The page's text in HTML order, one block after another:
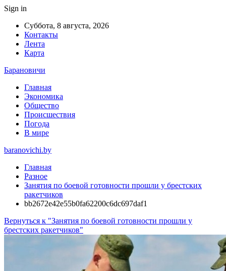
Sign in
Суббота, 8 августа, 2026
Контакты
Лента
Карта
Барановичи
Главная
Экономика
Общество
Происшествия
Погода
В мире
baranovichi.by
Главная
Разное
Занятия по боевой готовности прошли у брестских
ракетчиков
bb2672e42e55b0fa62200c6dc697daf1
Вернуться к "Занятия по боевой готовности прошли у
брестских ракетчиков"